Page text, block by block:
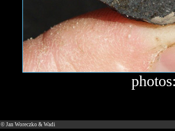
© Jan Woreczko & Wadi